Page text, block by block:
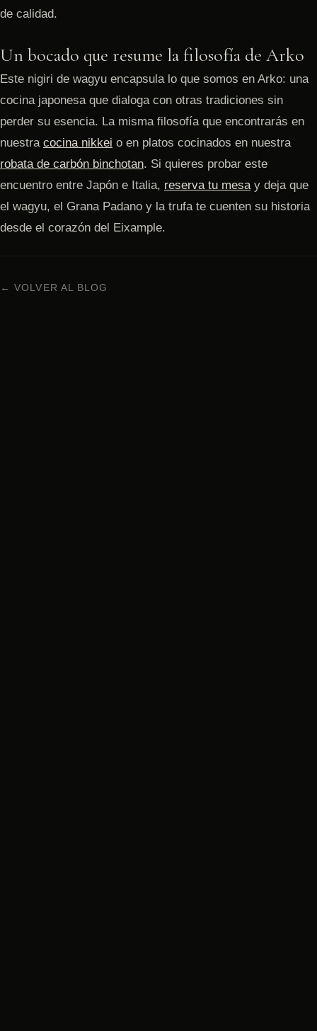
de calidad.
Un bocado que resume la filosofía de Arko
Este nigiri de wagyu encapsula lo que somos en Arko: una
cocina japonesa que dialoga con otras tradiciones sin
perder su esencia. La misma filosofía que encontrarás en
nuestra cocina nikkei o en platos cocinados en nuestra
robata de carbón binchotan. Si quieres probar este
encuentro entre Japón e Italia, reserva tu mesa y deja que
el wagyu, el Grana Padano y la trufa te cuenten su historia
desde el corazón del Eixample.
← VOLVER AL BLOG